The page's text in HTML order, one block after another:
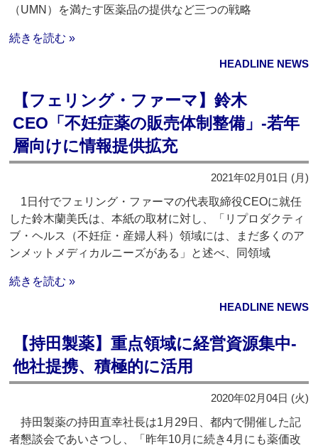
（UMN）を満たす医薬品の提供など三つの戦略
続きを読む »
HEADLINE NEWS
【フェリング・ファーマ】鈴木
CEO「不妊症薬の販売体制整備」‐若年
層向けに情報提供拡充
2021年02月01日 (月)
1日付でフェリング・ファーマの代表取締役CEOに就任
した鈴木蘭美氏は、本紙の取材に対し、「リプロダクティ
ブ・ヘルス（不妊症・産婦人科）領域には、まだ多くのア
ンメットメディカルニーズがある」と述べ、同領域
続きを読む »
HEADLINE NEWS
【持田製薬】重点領域に経営資源集中‐
他社提携、積極的に活用
2020年02月04日 (火)
持田製薬の持田直幸社長は1月29日、都内で開催した記
者懇談会であいさつし、「昨年10月に続き4月にも薬価改